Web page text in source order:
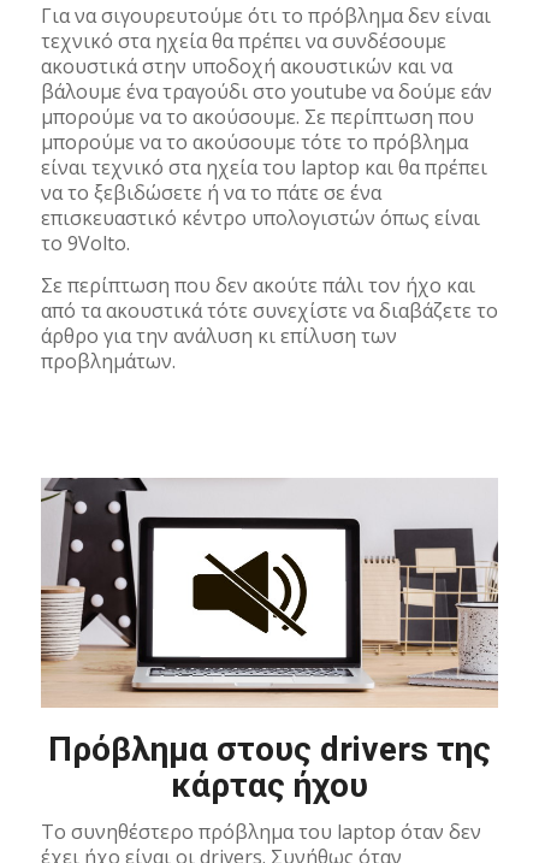
Για να σιγουρευτούμε ότι το πρόβλημα δεν είναι
τεχνικό στα ηχεία θα πρέπει να συνδέσουμε
ακουστικά στην υποδοχή ακουστικών και να
βάλουμε ένα τραγούδι στο youtube να δούμε εάν
μπορούμε να το ακούσουμε. Σε περίπτωση που
μπορούμε να το ακούσουμε τότε το πρόβλημα
είναι τεχνικό στα ηχεία του laptop και θα πρέπει
να το ξεβιδώσετε ή να το πάτε σε ένα
επισκευαστικό κέντρο υπολογιστών όπως είναι
το 9Volto.
Σε περίπτωση που δεν ακούτε πάλι τον ήχο και
από τα ακουστικά τότε συνεχίστε να διαβάζετε το
άρθρο για την ανάλυση κι επίλυση των
προβλημάτων.
Πρόβλημα στους drivers της
κάρτας ήχου
Το συνηθέστερο πρόβλημα του laptop όταν δεν
έχει ήχο είναι οι drivers. Συνήθως όταν